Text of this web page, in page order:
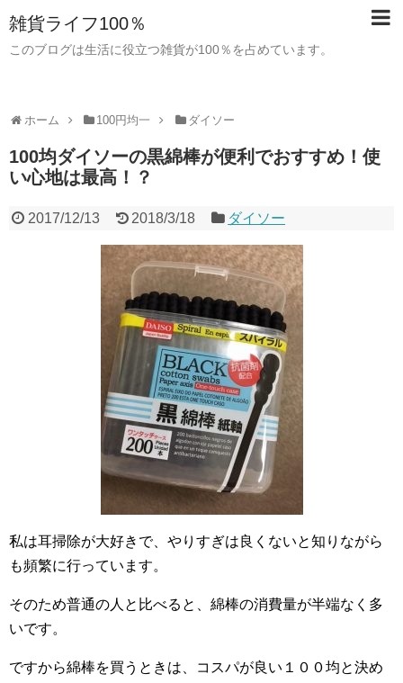
雑貨ライフ100％
このブログは生活に役立つ雑貨が100％を占めています。
ホーム 100円均一 ダイソー
100均ダイソーの黒綿棒が便利でおすすめ！使
い心地は最高！？
2017/12/13 2018/3/18 ダイソー
私は耳掃除が大好きで、やりすぎは良くないと知りながら
も頻繁に行っています。
そのため普通の人と比べると、綿棒の消費量が半端なく多
いです。
ですから綿棒を買うときは、コスパが良い１００均と決め